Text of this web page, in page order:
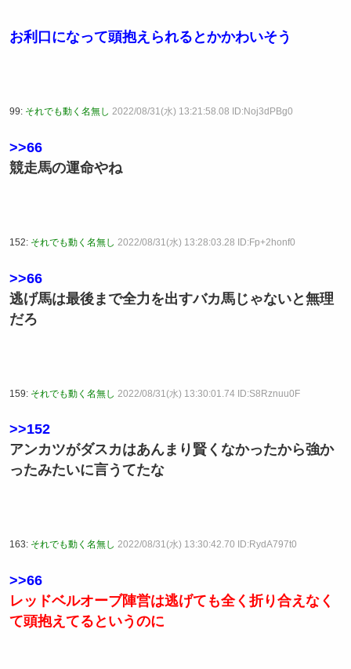
お利口になって頭抱えられるとかかわいそう
99: それでも動く名無し 2022/08/31(水) 13:21:58.08 ID:Noj3dPBg0
>>66
競走馬の運命やね
152: それでも動く名無し 2022/08/31(水) 13:28:03.28 ID:Fp+2honf0
>>66
逃げ馬は最後まで全力を出すバカ馬じゃないと無理
だろ
159: それでも動く名無し 2022/08/31(水) 13:30:01.74 ID:S8Rznuu0F
>>152
アンカツがダスカはあんまり賢くなかったから強か
ったみたいに言うてたな
163: それでも動く名無し 2022/08/31(水) 13:30:42.70 ID:RydA797t0
>>66
レッドベルオーブ陣営は逃げても全く折り合えなく
て頭抱えてるというのに